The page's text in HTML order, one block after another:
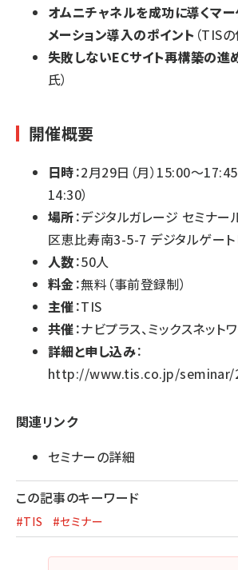
オムニチャネルを成功に導くマー
メーション導入のポイント （TIS
失敗しないECサイト再構築の進
氏）
開催概要
日時：2月29日（月）15:00～
14:30）
場所：デジタルガレージ セミナ
区恵比寿南3-5-7 デジタルゲート
人数：50人
料金：無料（事前登録制）
主催：TIS
共催：ナビプラス、ミックスネット
詳細と申し込み：
http://www.tis.co.jp/seminar/
関連リンク
セミナーの詳細
この記事のキーワード
#TIS #セミナー